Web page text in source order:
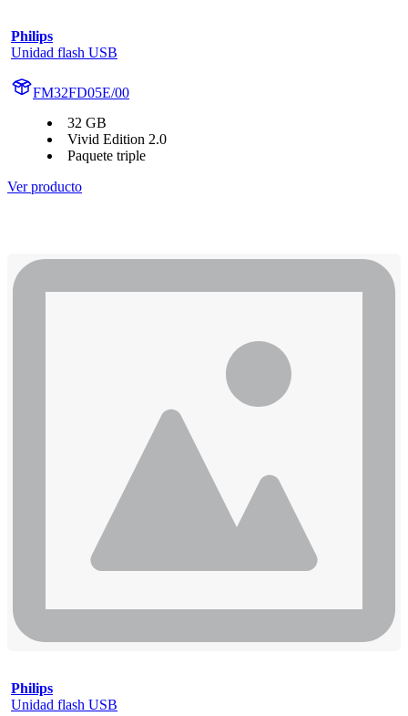
Philips
Unidad flash USB
FM32FD05E/00
32 GB
Vivid Edition 2.0
Paquete triple
Ver producto
Philips
Unidad flash USB